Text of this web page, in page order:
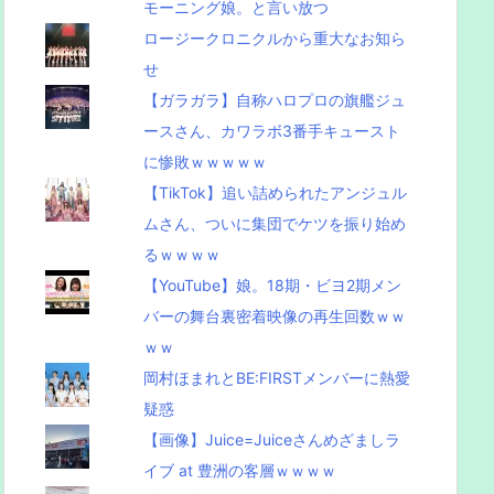
モーニング娘。と言い放つ
ロージークロニクルから重大なお知ら
せ
【ガラガラ】自称ハロプロの旗艦ジュ
ースさん、カワラボ3番手キュースト
に惨敗ｗｗｗｗｗ
【TikTok】追い詰められたアンジュル
ムさん、ついに集団でケツを振り始め
るｗｗｗｗ
【YouTube】娘。18期・ビヨ2期メン
バーの舞台裏密着映像の再生回数ｗｗ
ｗｗ
岡村ほまれとBE:FIRSTメンバーに熱愛
疑惑
【画像】Juice=Juiceさんめざましラ
イブ at 豊洲の客層ｗｗｗｗ